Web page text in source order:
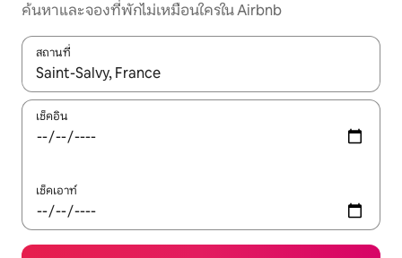
ค้นหาและจองที่พักไม่เหมือนใครใน Airbnb
สถานที่
ใช้ลูกศรขึ้นลง หรือใช้การสัมผัสหรือปัด เพื่อสำรวจผลการค้นหา
เช็คอิน
เช็คเอาท์